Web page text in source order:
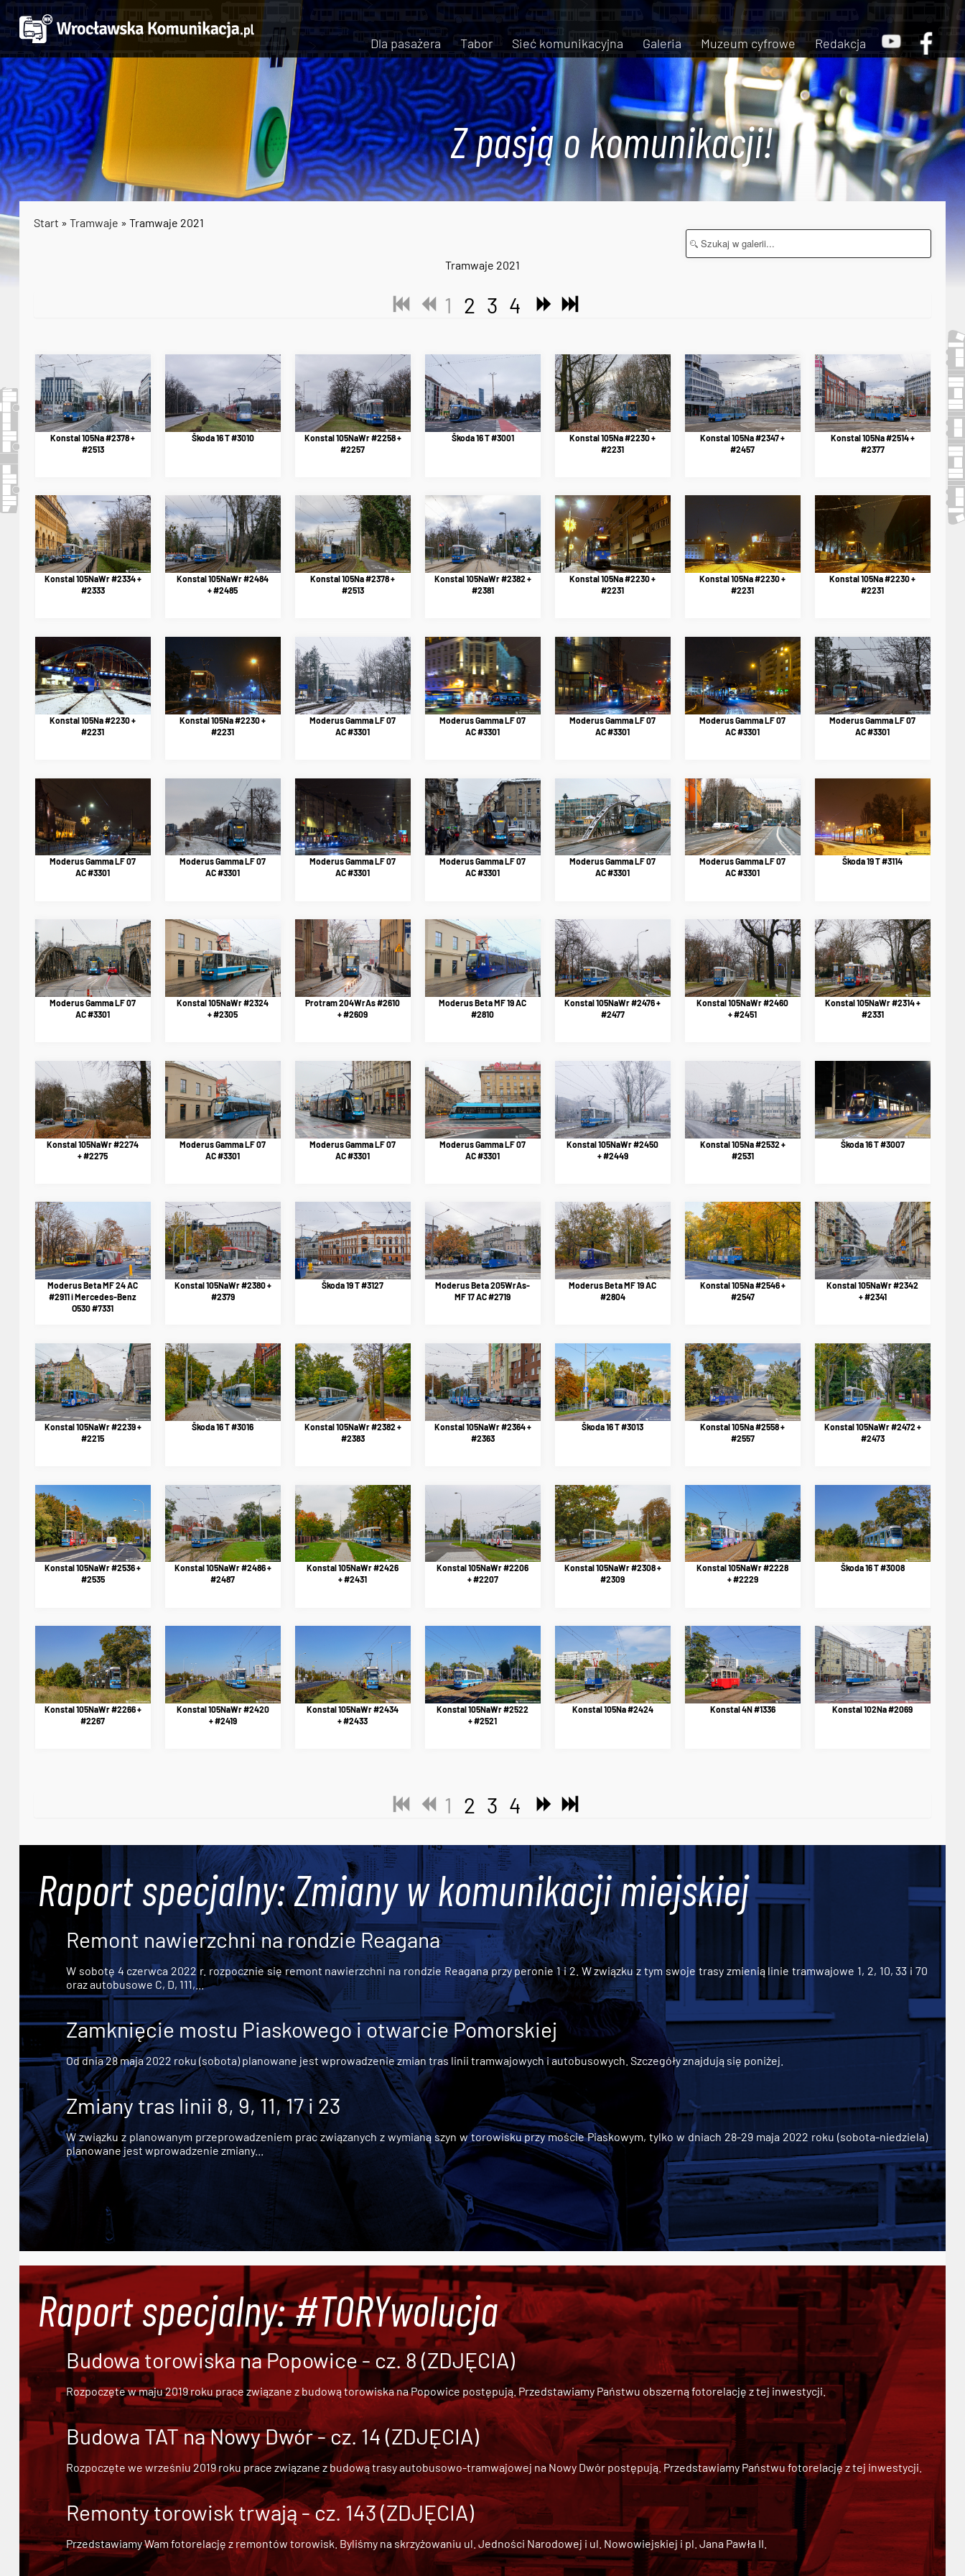
Dla pasażera Tabor Sieć komunikacyjna Galeria Muzeum cyfrowe Redakcja
Z pasją o komunikacji!
Start » Tramwaje » Tramwaje 2021
Tramwaje 2021
1 2 3 4
Konstal 105Na #2378 +
#2513
Škoda 16 T #3010
Konstal 105NaWr #2258 +
#2257
Škoda 16 T #3001
Konstal 105Na #2230 +
#2231
Konstal 105Na #2347 +
#2457
Konstal 105Na #2514 +
#2377
Konstal 105NaWr #2334 +
#2333
Konstal 105NaWr #2484
+ #2485
Konstal 105Na #2378 +
#2513
Konstal 105NaWr #2382 +
#2381
Konstal 105Na #2230 +
#2231
Konstal 105Na #2230 +
#2231
Konstal 105Na #2230 +
#2231
Konstal 105Na #2230 +
#2231
Konstal 105Na #2230 +
#2231
Moderus Gamma LF 07
AC #3301
Moderus Gamma LF 07
AC #3301
Moderus Gamma LF 07
AC #3301
Moderus Gamma LF 07
AC #3301
Moderus Gamma LF 07
AC #3301
Moderus Gamma LF 07
AC #3301
Moderus Gamma LF 07
AC #3301
Moderus Gamma LF 07
AC #3301
Moderus Gamma LF 07
AC #3301
Moderus Gamma LF 07
AC #3301
Moderus Gamma LF 07
AC #3301
Škoda 19 T #3114
Moderus Gamma LF 07
AC #3301
Konstal 105NaWr #2324
+ #2305
Protram 204WrAs #2610
+ #2609
Moderus Beta MF 19 AC
#2810
Konstal 105NaWr #2476 +
#2477
Konstal 105NaWr #2460
+ #2451
Konstal 105NaWr #2314 +
#2331
Konstal 105NaWr #2274
+ #2275
Moderus Gamma LF 07
AC #3301
Moderus Gamma LF 07
AC #3301
Moderus Gamma LF 07
AC #3301
Konstal 105NaWr #2450
+ #2449
Konstal 105Na #2532 +
#2531
Škoda 16 T #3007
Moderus Beta MF 24 AC
#2911 i Mercedes-Benz
O530 #7331
Konstal 105NaWr #2380 +
#2379
Škoda 19 T #3127
Moderus Beta 205WrAs-
MF 17 AC #2719
Moderus Beta MF 19 AC
#2804
Konstal 105Na #2546 +
#2547
Konstal 105NaWr #2342
+ #2341
Konstal 105NaWr #2239 +
#2215
Škoda 16 T #3016
Konstal 105NaWr #2382 +
#2383
Konstal 105NaWr #2364 +
#2363
Škoda 16 T #3013
Konstal 105Na #2558 +
#2557
Konstal 105NaWr #2472 +
#2473
Konstal 105NaWr #2536 +
#2535
Konstal 105NaWr #2486 +
#2487
Konstal 105NaWr #2426
+ #2431
Konstal 105NaWr #2206
+ #2207
Konstal 105NaWr #2308 +
#2309
Konstal 105NaWr #2228
+ #2229
Škoda 16 T #3008
Konstal 105NaWr #2266 +
#2267
Konstal 105NaWr #2420
+ #2419
Konstal 105NaWr #2434
+ #2433
Konstal 105NaWr #2522
+ #2521
Konstal 105Na #2424 Konstal 4N #1336 Konstal 102Na #2069
1 2 3 4
Raport specjalny: Zmiany w komunikacji miejskiej
Remont nawierzchni na rondzie Reagana
W sobotę 4 czerwca 2022 r. rozpocznie się remont nawierzchni na rondzie Reagana przy peronie 1 i 2. W związku z tym swoje trasy zmienią linie tramwajowe 1, 2, 10, 33 i 70
oraz autobusowe C, D, 111,...
Zamknięcie mostu Piaskowego i otwarcie Pomorskiej
Od dnia 28 maja 2022 roku (sobota) planowane jest wprowadzenie zmian tras linii tramwajowych i autobusowych. Szczegóły znajdują się poniżej.
Zmiany tras linii 8, 9, 11, 17 i 23
W związku z planowanym przeprowadzeniem prac związanych z wymianą szyn w torowisku przy moście Piaskowym, tylko w dniach 28-29 maja 2022 roku (sobota-niedziela)
planowane jest wprowadzenie zmiany...
Raport specjalny: #TORYwolucja
Budowa torowiska na Popowice - cz. 8 (ZDJĘCIA)
Rozpoczęte w maju 2019 roku prace związane z budową torowiska na Popowice postępują. Przedstawiamy Państwu obszerną fotorelację z tej inwestycji.
Budowa TAT na Nowy Dwór - cz. 14 (ZDJĘCIA)
Rozpoczęte we wrześniu 2019 roku prace związane zbudową trasy autobusowo-tramwajowej na Nowy Dwórpostępują. Przedstawiamy Państwu fotorelację z tej inwestycji.
Remonty torowisk trwają - cz. 143 (ZDJĘCIA)
Przedstawiamy Wam fotorelację z remontów torowisk. Byliśmy na skrzyżowaniu ul. Jedności Narodowej i ul. Nowowiejskiej i pl. Jana Pawła II.